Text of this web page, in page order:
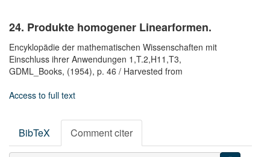
24. Produkte homogener Linearformen.
Encyklopädie der mathematischen Wissenschaften mit
Einschluss ihrer Anwendungen 1,T.2,H11,T3,
GDML_Books, (1954), p. 46 / Harvested from
Access to full text
BibTeX Comment citer